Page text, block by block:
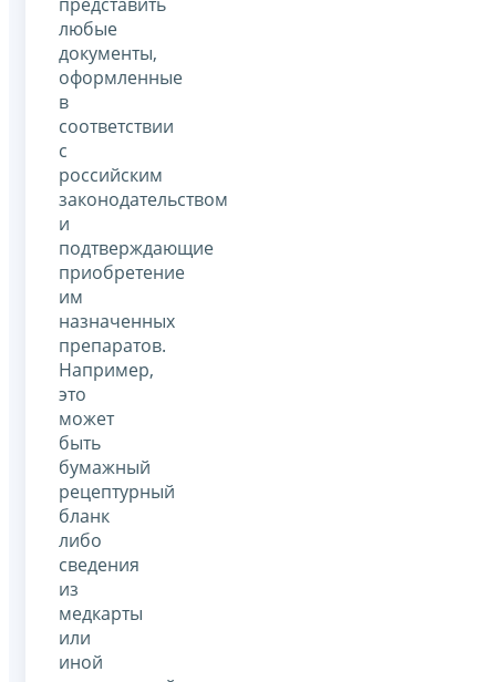
любые
документы,
оформленные
в
соответствии
с
российским
законодательством
и
подтверждающие
приобретение
им
назначенных
препаратов.
Например,
это
может
быть
бумажный
рецептурный
бланк
либо
сведения
из
медкарты
или
иной